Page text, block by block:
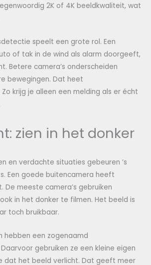
2K of 4K beeldkwaliteit, wat
speelt een grote rol. Een
of tak in de wind als alarm doorgeeft,
Betere camera’s onderscheiden
bewegingen. Dat heet
krijg je alleen een melding als er écht
zien in het donker
en verdachte situaties gebeuren ’s
Een goede buitencamera heeft
De meeste camera’s gebruiken
in het donker te filmen. Het beeld is
toch bruikbaar.
hebben een zogenaamd
gebruiken ze een kleine eigen
dat het beeld verlicht. Dat geeft meer